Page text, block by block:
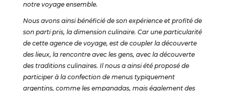
notre voyage ensemble.
Nous avons ainsi bénéficié de son expérience et profité de
son parti pris, la dimension culinaire. Car une particularité
de cette agence de voyage, est de coupler la découverte
des lieux, la rencontre avec les gens, avec la découverte
des traditions culinaires. Il nous a ainsi été proposé de
participer à la confection de menus typiquement
argentins, comme les empanadas, mais également des